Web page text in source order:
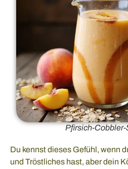
Pfirsich-
Du kennst dieses Gefühl, wenn
und Tröstliches hast, aber dein